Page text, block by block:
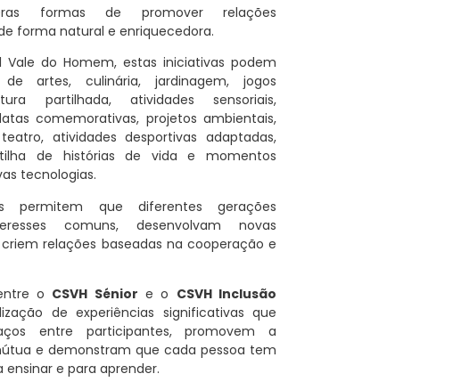
formas de promover relações
forma natural e enriquecedora.
Vale do Homem, estas iniciativas podem
artes, culinária, jardinagem, jogos
partilhada, atividades sensoriais,
comemorativas, projetos ambientais,
atividades desportivas adaptadas,
de histórias de vida e momentos
tecnologias.
permitem que diferentes gerações
comuns, desenvolvam novas
relações baseadas na cooperação e
o CSVH Sénior e o CSVH Inclusão
de experiências significativas que
entre participantes, promovem a
e demonstram que cada pessoa tem
ensinar e para aprender.